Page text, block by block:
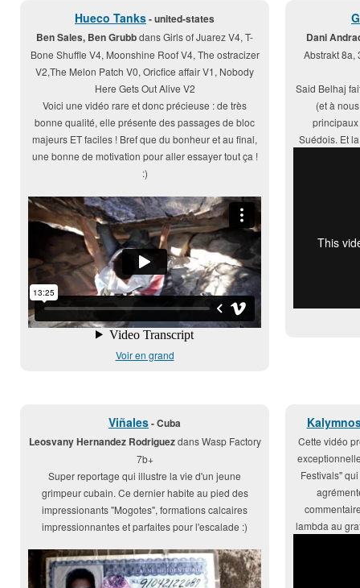
Hueco Tanks- united-states
Ben Sales, Ben Grubbdans Girls of Juarez V4, T-
Bone Shuffle V4, Moonshine Roof V4, The ostracizer
V2,The Melon Patch V0, Oricfice affair V1, Nobody
Here Gets Out Alive V2
Voici une vidéo rare et donc précieuse : de très
bonne qualité, elle présente des passages de bloc
majeurs ET faciles ! Bref que du bonheur et au final,
une bonne de motivation pour aller essayer tout ça !
:)
Voir en grand
Dani
Abstrakt 8a,
Said Belhaj
(et à
Suédois. Et
Viñales- Cuba
Leosvany Hernandez Rodriguezdans Wasp Factory
7b+
Super reportage qui illustre la vie d'un jeune
grimpeur cubain. Ce dernier habite au pied des
impressionants "Mogotes", formations calcaires
impressionnantes et parfaites pour l'escalade :)
Cette vidéo
Festivals"
lambda au